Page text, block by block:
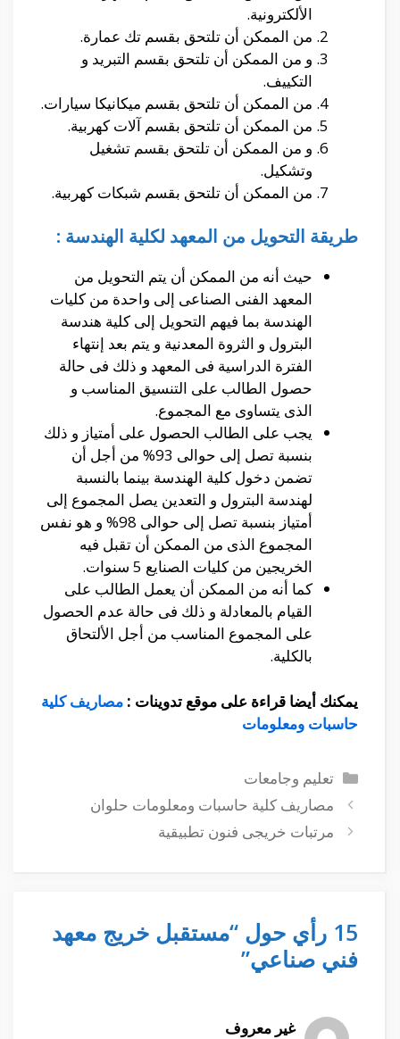
الألكترونية.
من الممكن أن تلتحق بقسم تك عمارة.
و من الممكن أن تلتحق بقسم التبريد و
التكييف.
من الممكن أن تلتحق بقسم ميكانيكا سيارات.
من الممكن أن تلتحق بقسم آلات كهربية.
و من الممكن أن تلتحق بقسم تشغيل
وتشكيل.
من الممكن أن تلتحق بقسم شبكات كهربية.
طريقة التحويل من المعهد لكلية الهندسة :
حيث أنه من الممكن أن يتم التحويل من
المعهد الفنى الصناعى إلى واحدة من كليات
الهندسة بما فيهم التحويل إلى كلية هندسة
البترول و الثروة المعدنية و يتم بعد إنتهاء
الفترة الدراسية فى المعهد و ذلك فى حالة
حصول الطالب على التنسيق المناسب و
الذى يتساوى مع المجموع.
يجب على الطالب الحصول على أمتياز و ذلك
بنسبة تصل إلى حوالى 93% من أجل أن
تضمن دخول كلية الهندسة بينما بالنسبة
لهندسة البترول و التعدين يصل المجموع إلى
أمتياز بنسبة تصل إلى حوالى 98% و هو نفس
المجموع الذى من الممكن أن تقبل فيه
الخريجين من كليات الصنايع 5 سنوات.
كما أنه من الممكن أن يعمل الطالب على
القيام بالمعادلة و ذلك فى حالة عدم الحصول
على المجموع المناسب من أجل الألتحاق
بالكلية.
يمكنك أيضا قراءة على موقع تدوينات : مصاريف كلية
حاسبات ومعلومات
التصنيفات
تعليم وجامعات
مصاريف كلية حاسبات ومعلومات حلوان
مرتبات خريجى فنون تطبيقية
15 رأي حول “مستقبل خريج معهد
فني صناعي”
غير معروف